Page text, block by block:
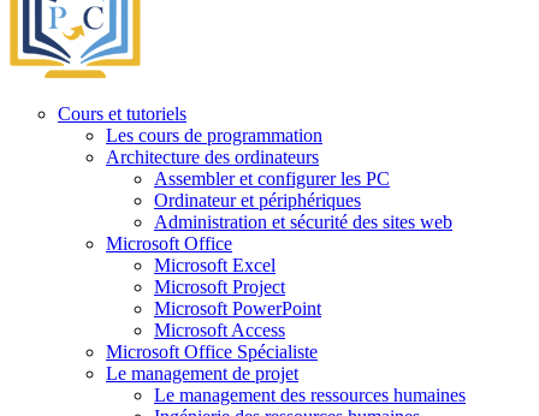
Cours et tutoriels
Les cours de programmation
Architecture des ordinateurs
Assembler et configurer les PC
Ordinateur et périphériques
Administration et sécurité des sites web
Microsoft Office
Microsoft Excel
Microsoft Project
Microsoft PowerPoint
Microsoft Access
Microsoft Office Spécialiste
Le management de projet
Le management des ressources humaines